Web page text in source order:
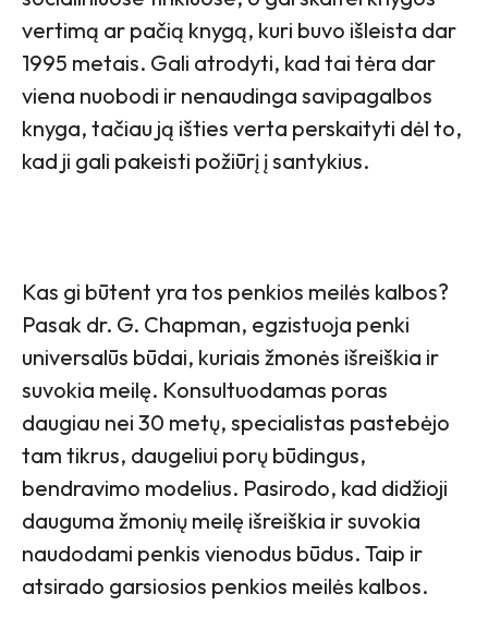
vertimą ar pačią knygą, kuri buvo išleista dar
1995 metais. Gali atrodyti, kad tai tėra dar
viena nuobodi ir nenaudinga savipagalbos
knyga, tačiau ją išties verta perskaityti dėl to,
kad ji gali pakeisti požiūrį į santykius.
Kas gi būtent yra tos penkios meilės kalbos?
Pasak dr. G. Chapman, egzistuoja penki
universalūs būdai, kuriais žmonės išreiškia ir
suvokia meilę. Konsultuodamas poras
daugiau nei 30 metų, specialistas pastebėjo
tam tikrus, daugeliui porų būdingus,
bendravimo modelius. Pasirodo, kad didžioji
dauguma žmonių meilę išreiškia ir suvokia
naudodami penkis vienodus būdus. Taip ir
atsirado garsiosios penkios meilės kalbos.